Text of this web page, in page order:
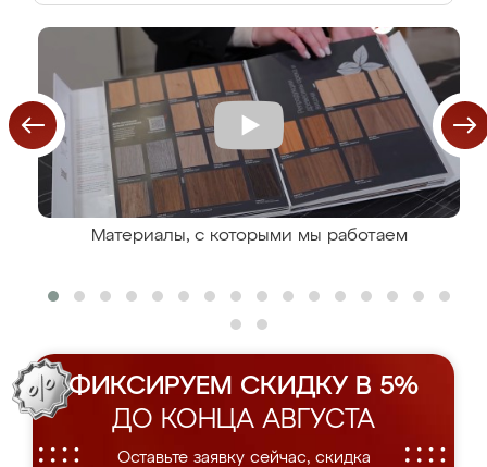
Материалы, с которыми мы работаем
ФИКСИРУЕМ СКИДКУ В 5%
ДО КОНЦА АВГУСТА
Оставьте заявку сейчас, скидка